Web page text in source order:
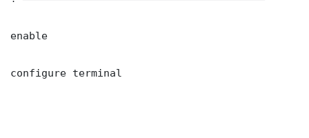
enable
configure terminal